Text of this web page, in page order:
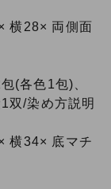
横28× 両側面
(各色1包)、
双/染め方説明
横34× 底マチ